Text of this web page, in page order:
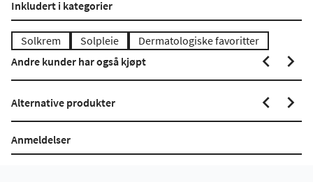
Inkludert i kategorier
Solkrem Solpleie
Dermatologiske favoritter
Andre kunder har også kjøpt
Alternative produkter
Anmeldelser